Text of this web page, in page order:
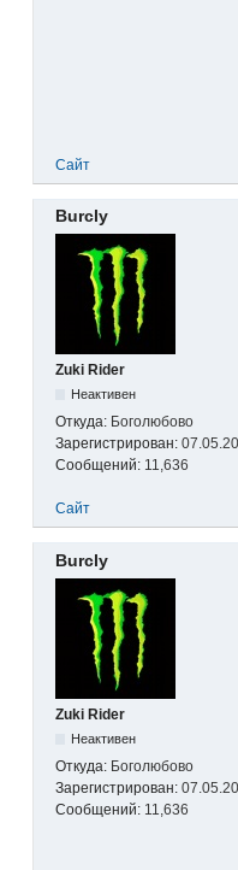
Сайт
Burcly
Zuki Rider
Неактивен
Откуда: Боголюбово
Зарегистрирован:
Сообщений: 11,636
Сайт
Burcly
Zuki Rider
Неактивен
Откуда: Боголюбово
Зарегистрирован:
Сообщений: 11,636